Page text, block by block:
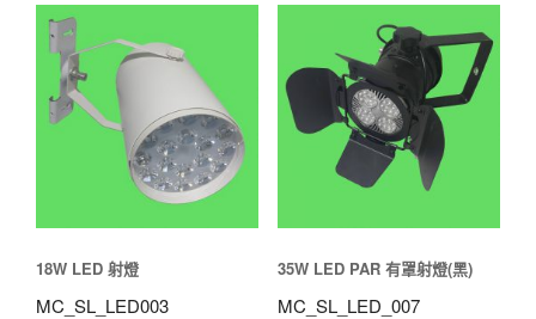
18W LED 射燈
MC_SL_LED003
35W LED PAR 有罩射燈(黑)
MC_SL_LED_007